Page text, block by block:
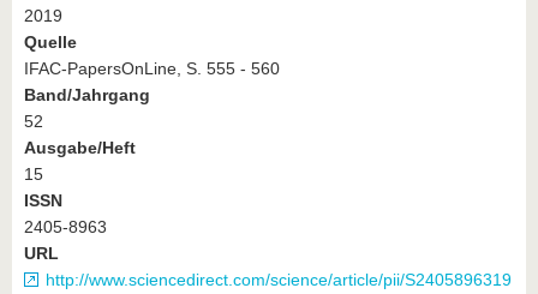
2019
Quelle
IFAC-PapersOnLine, S. 555 - 560
Band/Jahrgang
52
Ausgabe/Heft
15
ISSN
2405-8963
URL
http://www.sciencedirect.com/science/article/pii/S2405896319